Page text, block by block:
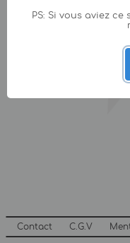
Contact C.G.V
PS: Si vous aviez